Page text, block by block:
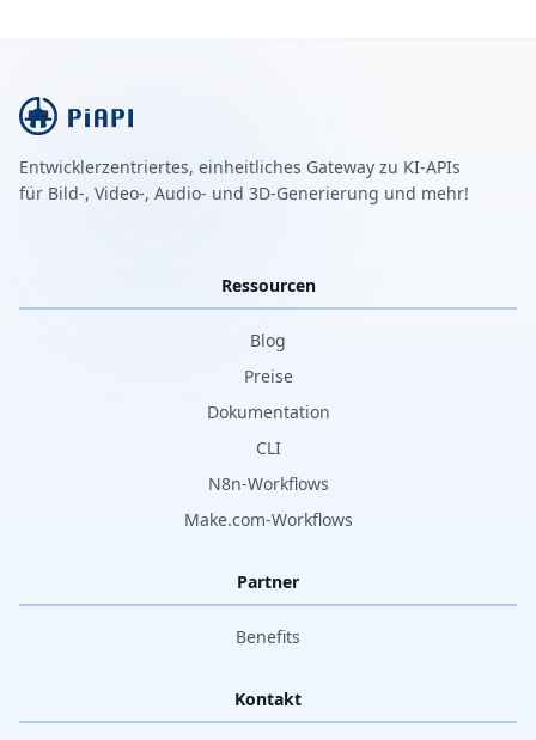
Entwicklerzentriertes, einheitliches Gateway zu KI-APIs
für Bild-, Video-, Audio- und 3D-Generierung und mehr!
Ressourcen
Blog
Preise
Dokumentation
CLI
N8n-Workflows
Make.com-Workflows
Partner
Benefits
Kontakt